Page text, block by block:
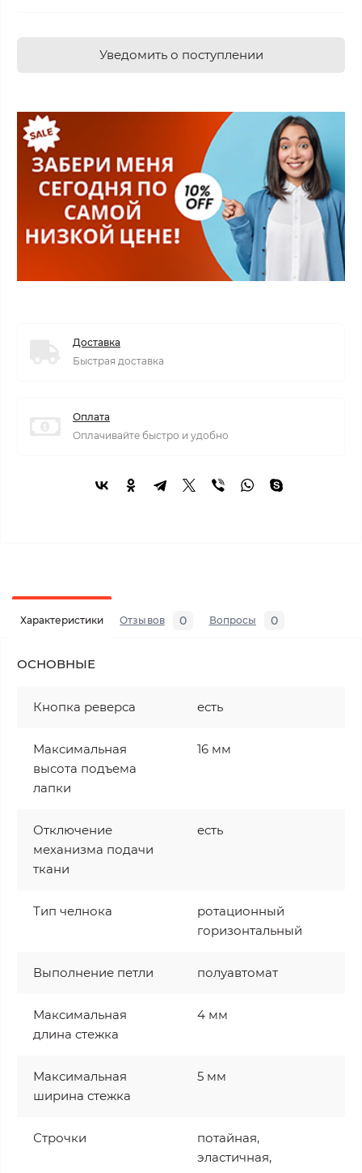
Уведомить о поступлении
Доставка
Быстрая доставка
Оплата
Оплачивайте быстро и удобно
Характеристики Отзывов 0 Вопросы 0
ОСНОВНЫЕ
Кнопка реверса есть
Максимальная
высота подъема
лапки
16 мм
Отключение
механизма подачи
ткани
есть
Тип челнока
ротационный
горизонтальный
Выполнение петли полуавтомат
Максимальная
длина стежка
4 мм
Максимальная
ширина стежка
5 мм
Строчки
потайная,
эластичная,